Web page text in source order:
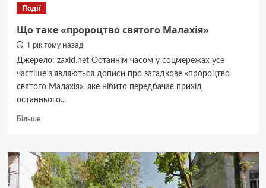
звички.
не
так?
Події
Що таке «пророцтво святого Малахія»
1 рік тому назад
Джерело: zaxid.net Останнім часом у соцмережах усе
частіше з’являються дописи про загадкове «пророцтво
святого Малахія», яке нібито передбачає прихід
останнього...
БільшеДокладніше
таке
«пророцтво
святого
Малахія»